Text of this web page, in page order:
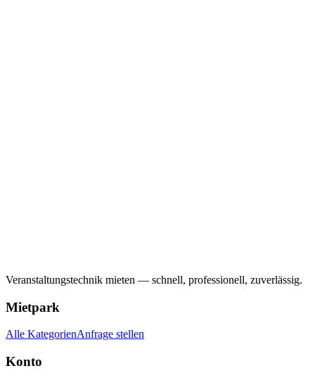
Veranstaltungstechnik mieten — schnell, professionell, zuverlässig.
Mietpark
Alle KategorienAnfrage stellen
Konto